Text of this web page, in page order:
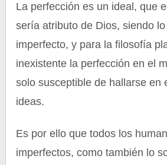
La perfección es un ideal, que
sería atributo de Dios, siendo
imperfecto, y para la filosofía
inexistente la perfección en el
solo susceptible de hallarse en
ideas.
Es por ello que todos los
imperfectos, como también lo